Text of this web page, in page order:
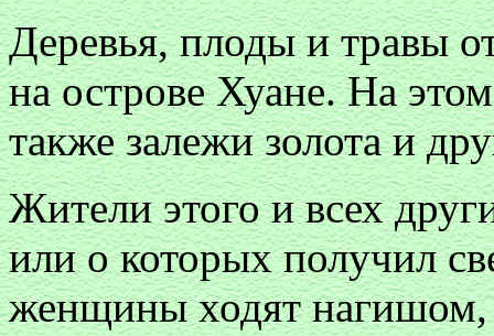
Деревья, плоды и травы
на острове Хуане. На
также залежи золота и
Жители этого и всех
или о которых получил
женщины ходят нагишом,